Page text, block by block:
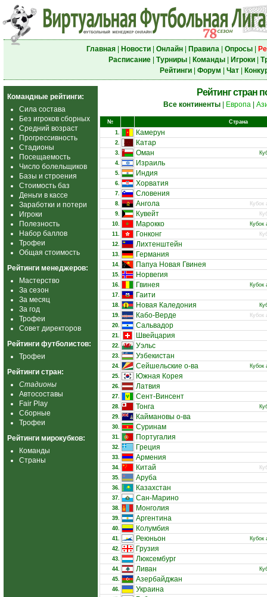
Главная| Новости| Онлайн| Правила| Опросы|
Расписание| Турниры| Команды| Игроки|
Рейтинги| Форум Чат|
Командные рейтинги:
Сила состава
Без игроков сборных
Средний возраст
Прогрессивность
Стадионы
Посещаемость
Число болельщиков
Базы и строения
Стоимость баз
Деньги в кассе
Заработки и потери
Игроки
Полезность
Набор баллов
Трофеи
Общая стоимость
Рейтинги менеджеров:
Мастерство
За сезон
За месяц
За год
Трофеи
Совет директоров
Рейтинги футболистов:
Трофеи
Рейтинги стран:
Стадионы
Автосоставы
Fair Play
Сборные
Трофеи
Рейтинги мирокубков:
Команды
Страны
Рейтинг стран
Все континенты| Европа|
№
Страна
1.
Камерун
2. Катар
3. Оман
4.
Израиль
5. Индия
6. Хорватия
7. Словения
8. Ангола
Кубок
9.
Кувейт
10.
Марокко
Кубок
11.
Гонконг
12.
Лихтенштейн
13. Германия
14. Папуа Новая Гвинея
15. Норвегия
16. Гвинея
Кубок
17.
Гаити
18. Новая Каледония
19.
Кабо-Верде
Кубок
20.
Сальвадор
21. Швейцария
22. Уэльс
23. Узбекистан
24. Сейшельские о-ва
Кубок
25.
Южная Корея
26. Латвия
27. Сент-Винсент
28. Тонга
29.
Каймановы о-ва
30. Суринам
31. Португалия
32. Греция
33. Армения
34. Китай
35.
Аруба
36. Казахстан
37. Сан-Марино
38. Монголия
39. Аргентина
40. Колумбия
41. Реюньон
Кубок
42.
Грузия
43. Люксембург
44. Ливан
45.
Азербайджан
46. Украина